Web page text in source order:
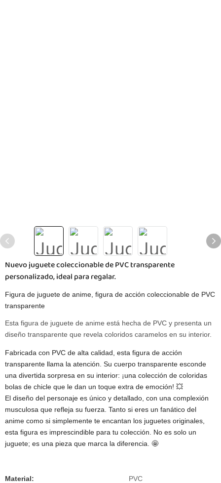
Nuevo juguete coleccionable de PVC transparente
personalizado, ideal para regalar.
Figura de juguete de anime, figura de acción coleccionable de PVC
transparente
Esta figura de juguete de anime está hecha de PVC y presenta un
diseño transparente que revela coloridos caramelos en su interior.
Fabricada con PVC de alta calidad, esta figura de acción
transparente llama la atención. Su cuerpo transparente esconde
una divertida sorpresa en su interior: ¡una colección de coloridas
bolas de chicle que le dan un toque extra de emoción! 💥
El diseño del personaje es único y detallado, con una complexión
musculosa que refleja su fuerza. Tanto si eres un fanático del
anime como si simplemente te encantan los juguetes originales,
esta figura es imprescindible para tu colección. No es solo un
juguete; es una pieza que marca la diferencia. 🤩
Material: PVC